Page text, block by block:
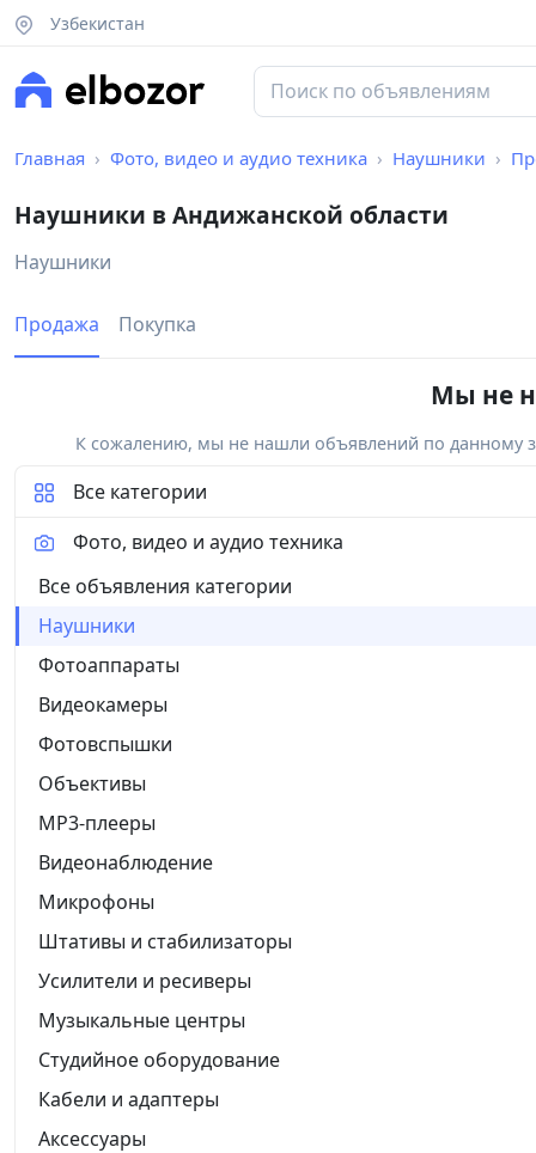
Узбекистан
Главная Фото, видео и аудио техника Наушники
Наушники в Андижанской области
Наушники
Продажа Покупка
Мы не
К сожалению, мы не нашли объявлений по данному
Все категории
Фото, видео и аудио техника
Все объявления категории
Наушники
Фотоаппараты
Видеокамеры
Фотовспышки
Объективы
MP3-плееры
Видеонаблюдение
Микрофоны
Штативы и стабилизаторы
Усилители и ресиверы
Музыкальные центры
Студийное оборудование
Кабели и адаптеры
Аксессуары